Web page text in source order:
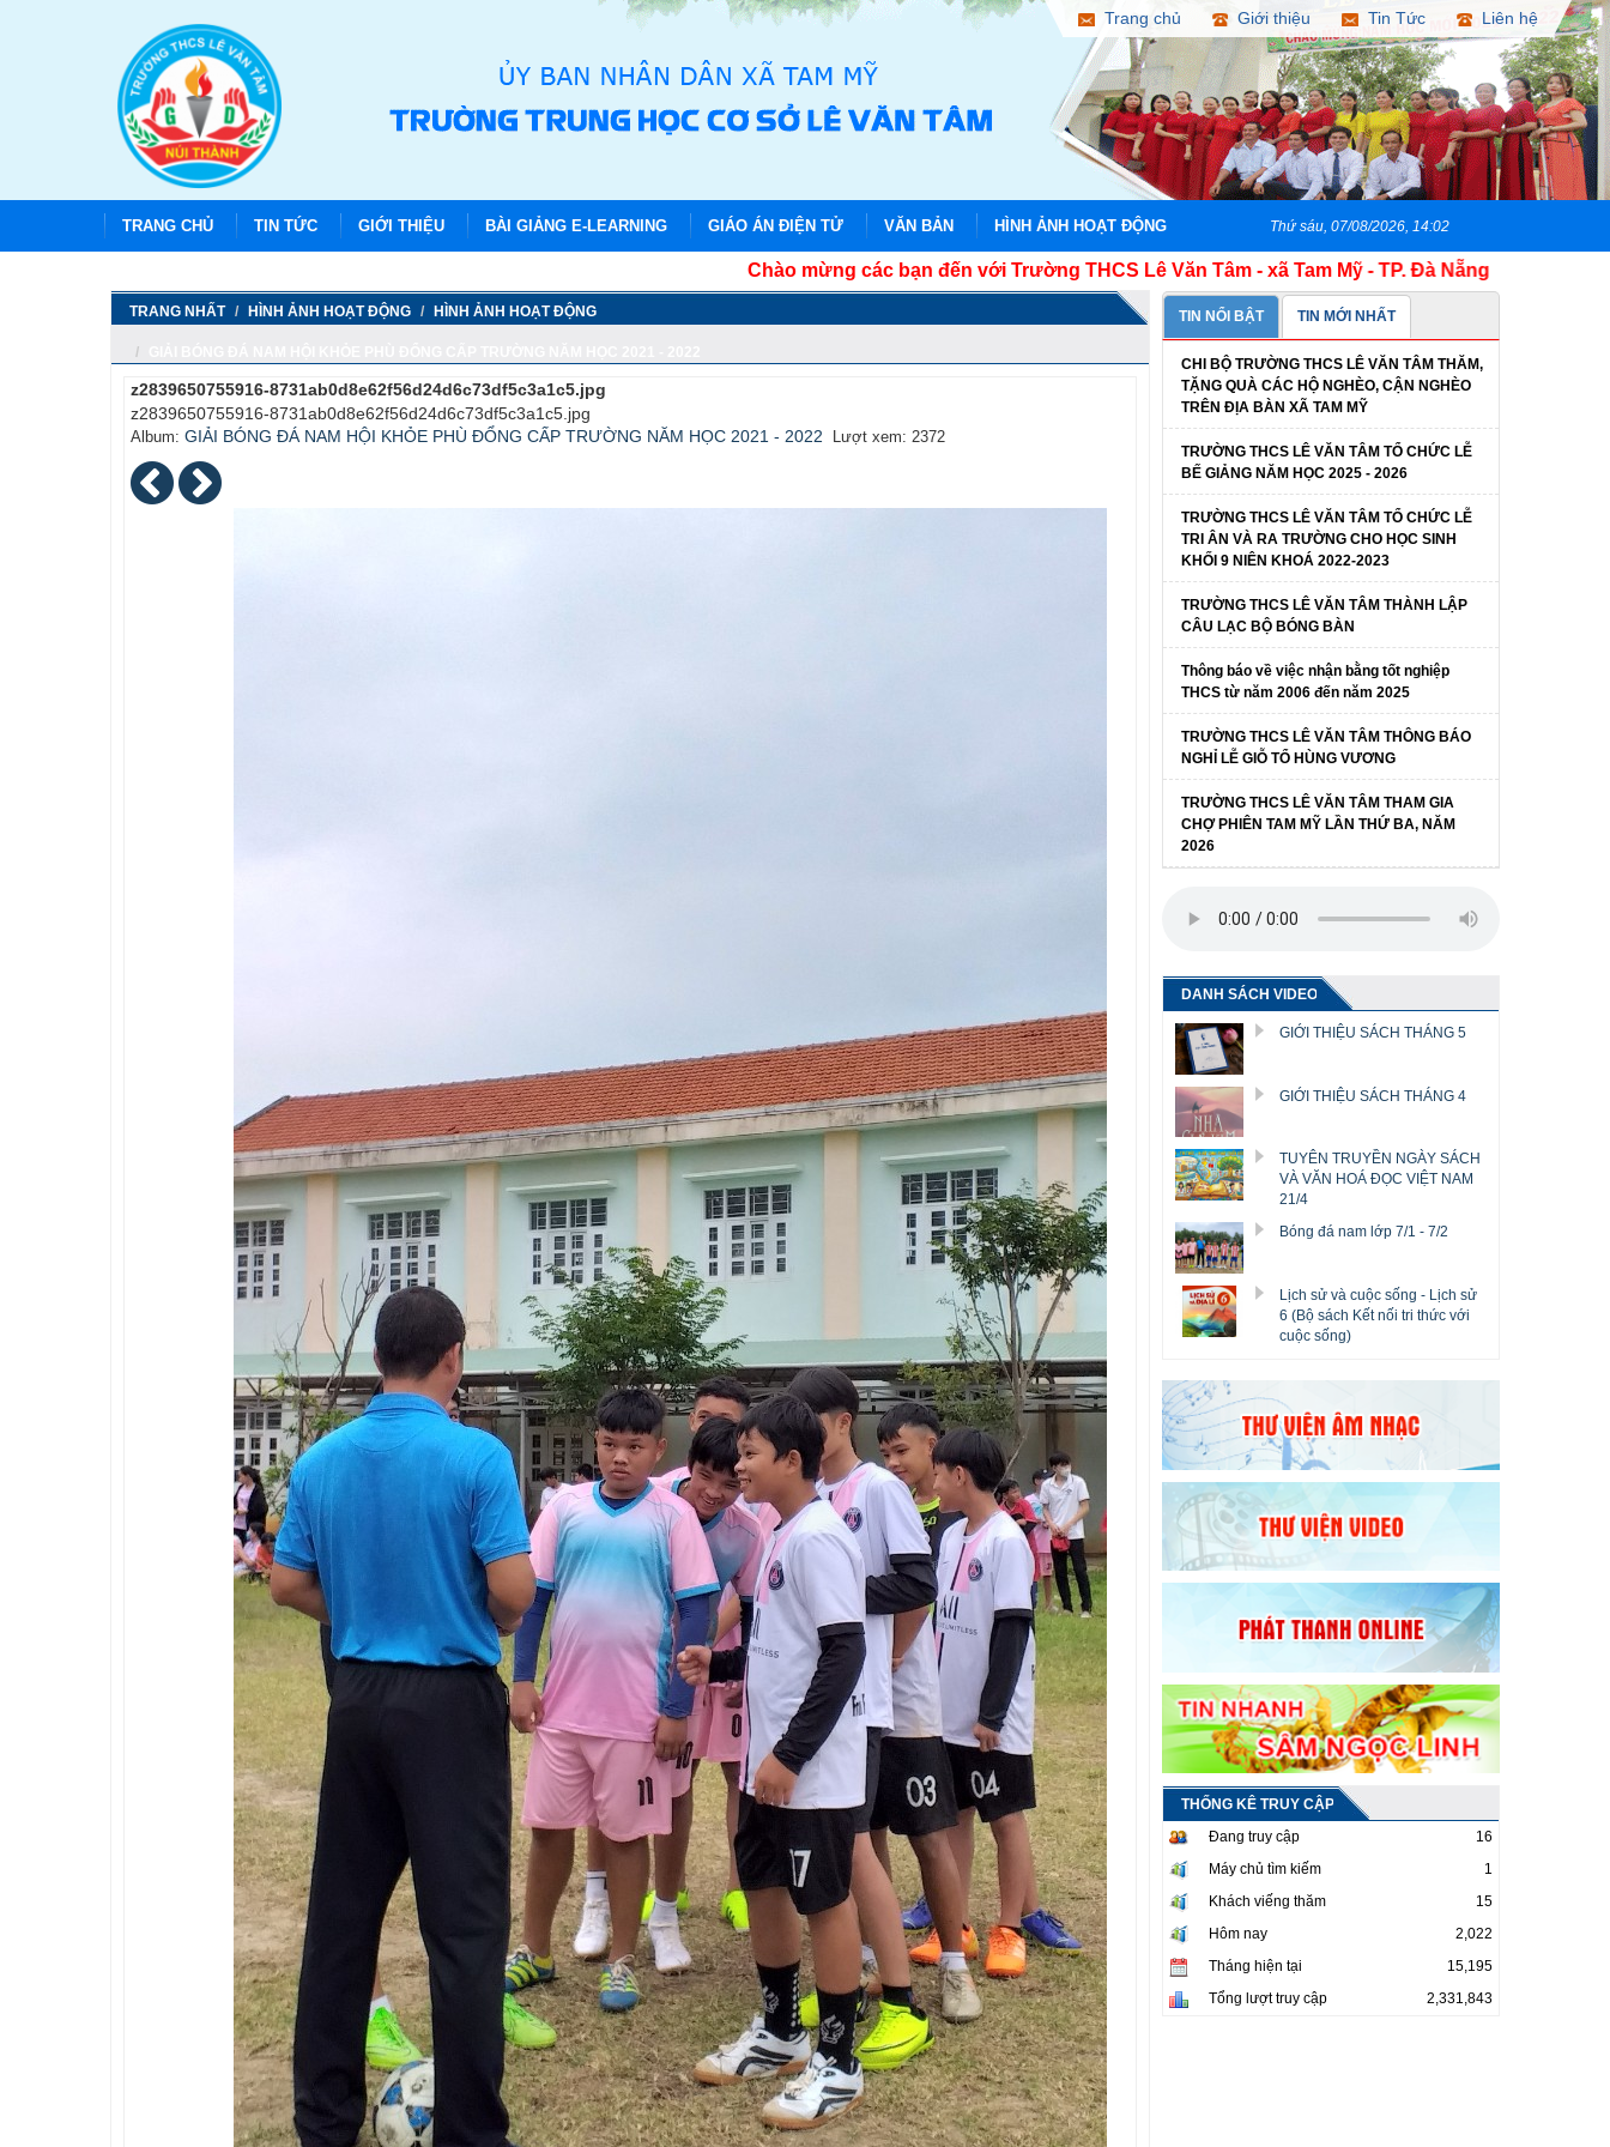
Trang chủ Giới thiệu Tin Tức Liên hệ
TRANG CHỦ TIN TỨC GIỚI THIỆU BÀI GIẢNG E-LEARNING GIÁO ÁN ĐIỆN TỬ VĂN BẢN HÌNH ẢNH HOẠT ĐỘNG Thứ sáu, 07/08/2026, 14:02
Chào mừng các bạn đến với Trường THCS Lê Văn Tâm - xã Tam Mỹ - TP. Đà Nẵng
TRANG NHẤT HÌNH ẢNH HOẠT ĐỘNG HÌNH ẢNH HOẠT ĐỘNG
z2839650755916-8731ab0d8e62f56d24d6c73df5c3a1c5.jpg
z2839650755916-8731ab0d8e62f56d24d6c73df5c3a1c5.jpg
Album: GIẢI BÓNG ĐÁ NAM HỘI KHỎE PHÙ ĐỔNG CẤP TRƯỜNG NĂM HỌC 2021 - 2022 Lượt xem: 2372
TIN NỔI BẬT TIN MỚI NHẤT
CHI BỘ TRƯỜNG THCS LÊ VĂN TÂM THĂM,
TẶNG QUÀ CÁC HỘ NGHÈO, CẬN NGHÈO
TRÊN ĐỊA BÀN XÃ TAM MỸ
TRƯỜNG THCS LÊ VĂN TÂM TỔ CHỨC LỄ
BẾ GIẢNG NĂM HỌC 2025 - 2026
TRƯỜNG THCS LÊ VĂN TÂM TỔ CHỨC LỄ
TRI ÂN VÀ RA TRƯỜNG CHO HỌC SINH
KHỐI 9 NIÊN KHOÁ 2022-2023
TRƯỜNG THCS LÊ VĂN TÂM THÀNH LẬP
CÂU LẠC BỘ BÓNG BÀN
Thông báo về việc nhận bằng tốt nghiệp
THCS từ năm 2006 đến năm 2025
TRƯỜNG THCS LÊ VĂN TÂM THÔNG BÁO
NGHỈ LỄ GIỖ TỔ HÙNG VƯƠNG
TRƯỜNG THCS LÊ VĂN TÂM THAM GIA
CHỢ PHIÊN TAM MỸ LẦN THỨ BA, NĂM
2026
DANH SÁCH VIDEO
GIỚI THIỆU SÁCH THÁNG 5
GIỚI THIỆU SÁCH THÁNG 4
TUYÊN TRUYỀN NGÀY SÁCH
VÀ VĂN HOÁ ĐỌC VIỆT NAM
21/4
Bóng đá nam lớp 7/1 - 7/2
Lịch sử và cuộc sống - Lịch sử
6 (Bộ sách Kết nối tri thức với
cuộc sống)
THỐNG KÊ TRUY CẬP
Đang truy cập
16
Máy chủ tìm kiếm
1
Khách viếng thăm
15
Hôm nay
2,022
Tháng hiện tại
15,195
Tổng lượt truy cập
2,331,843